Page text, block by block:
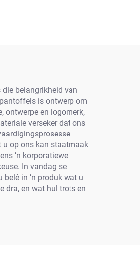
die belangrikheid van
is ontwerp om
ontwerpe en logomerk,
verseker dat ons
u op ons kan staatmaak
’n korporatiewe
In vandag se
in ’n produk wat u
dra, en wat hul trots en